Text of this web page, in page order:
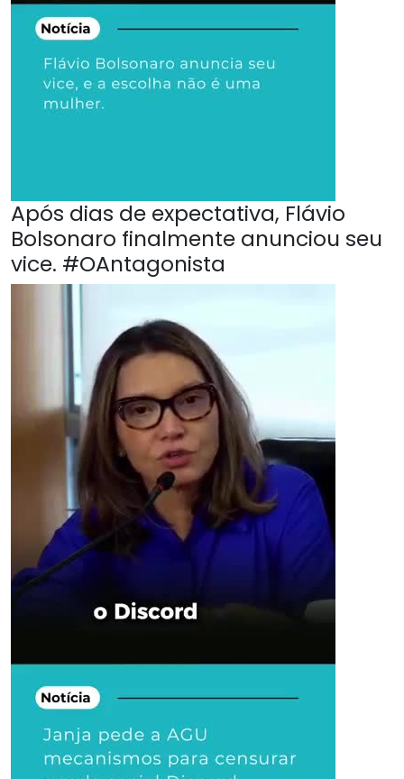
Após dias de expectativa, Flávio
Bolsonaro finalmente anunciou seu
vice. #OAntagonista